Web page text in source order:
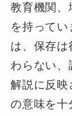
教育機関、
を持って
は、保存
わらない
解説に反映
の意味を十